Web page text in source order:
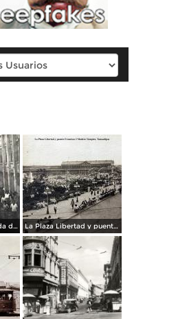
Calle Altamira inundada despues del ciclon del 2 de Octubre de 1933. La Plaza Libertad y puente Francisco I Madero Tampico, Tamaulipas